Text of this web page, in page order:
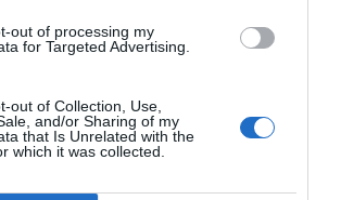
out of processing my
for Targeted Advertising.
out of Collection, Use,
and/or Sharing of my
that Is Unrelated with the
which it was collected.